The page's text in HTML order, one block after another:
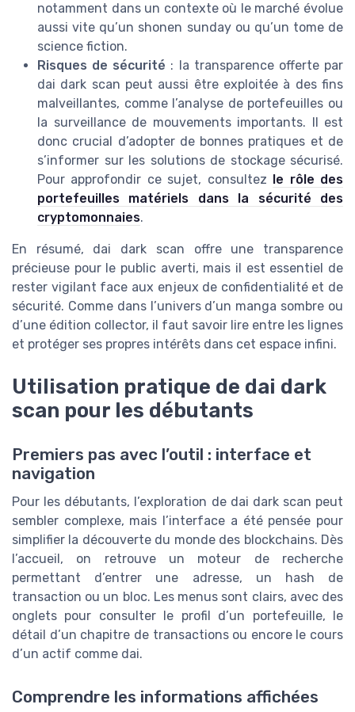
notamment dans un contexte où le marché évolue
aussi vite qu’un shonen sunday ou qu’un tome de
science fiction.
Risques de sécurité : la transparence offerte par
dai dark scan peut aussi être exploitée à des fins
malveillantes, comme l’analyse de portefeuilles ou
la surveillance de mouvements importants. Il est
donc crucial d’adopter de bonnes pratiques et de
s’informer sur les solutions de stockage sécurisé.
Pour approfondir ce sujet, consultez le rôle des
portefeuilles matériels dans la sécurité des
cryptomonnaies.
En résumé, dai dark scan offre une transparence
précieuse pour le public averti, mais il est essentiel de
rester vigilant face aux enjeux de confidentialité et de
sécurité. Comme dans l’univers d’un manga sombre ou
d’une édition collector, il faut savoir lire entre les lignes
et protéger ses propres intérêts dans cet espace infini.
Utilisation pratique de dai dark
scan pour les débutants
Premiers pas avec l’outil : interface et
navigation
Pour les débutants, l’exploration de dai dark scan peut
sembler complexe, mais l’interface a été pensée pour
simplifier la découverte du monde des blockchains. Dès
l’accueil, on retrouve un moteur de recherche
permettant d’entrer une adresse, un hash de
transaction ou un bloc. Les menus sont clairs, avec des
onglets pour consulter le profil d’un portefeuille, le
détail d’un chapitre de transactions ou encore le cours
d’un actif comme dai.
Comprendre les informations affichées